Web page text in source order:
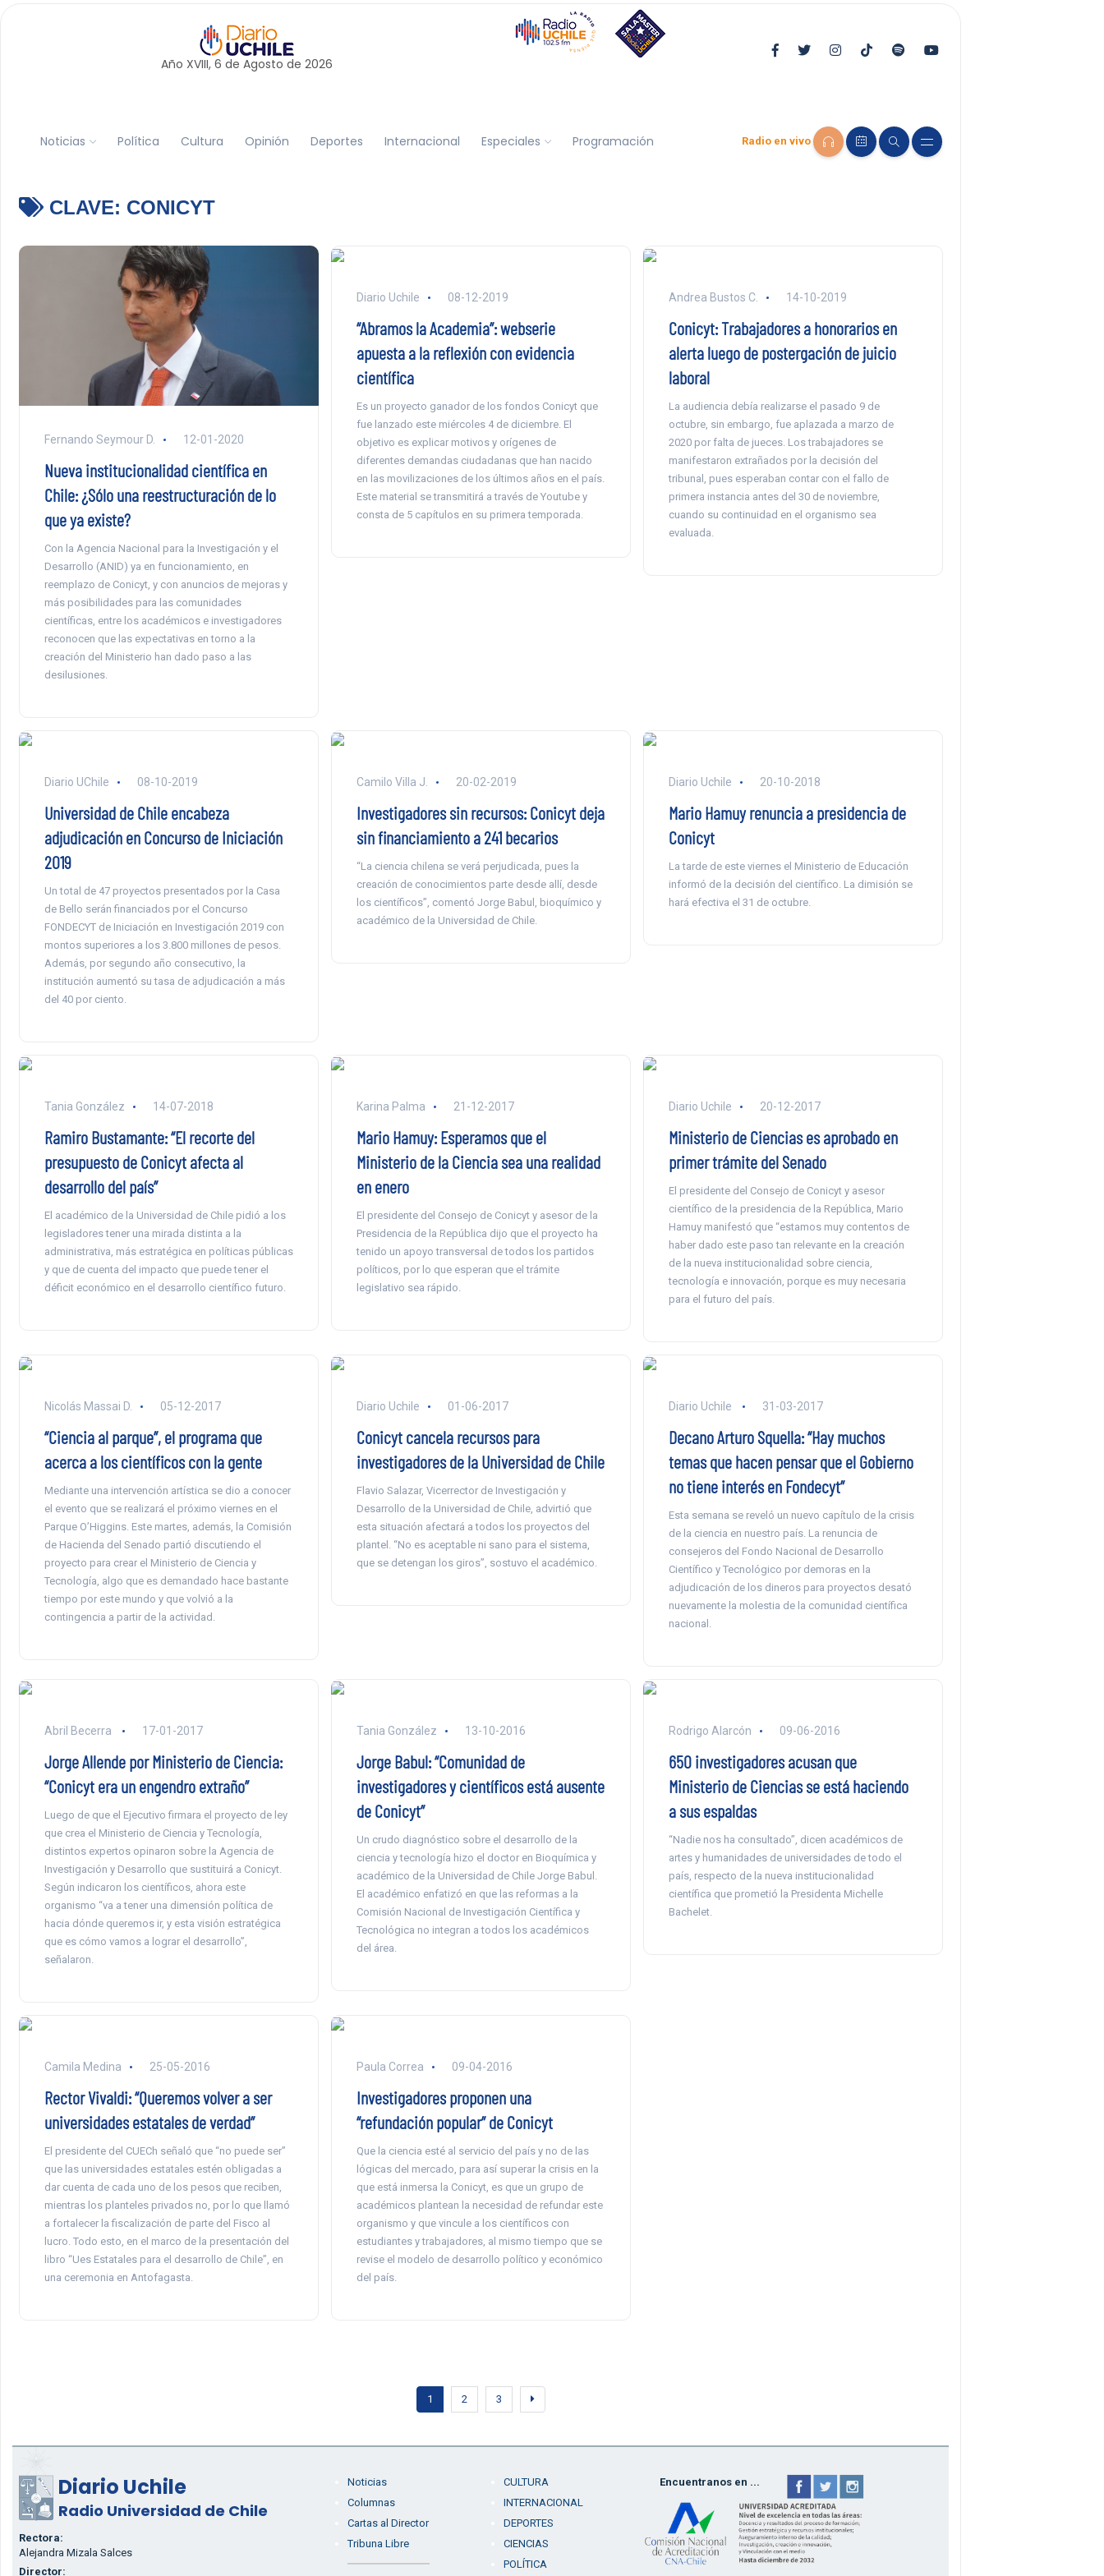
Año XVIII, 6 de Agosto de 2026
Noticias Política Cultura Opinión Deportes Internacional Especiales Programación Radio en vivo
CLAVE: CONICYT
Fernando Seymour D. 12-01-2020
Nueva institucionalidad científica en
Chile: ¿Sólo una reestructuración de lo
que ya existe?
Con la Agencia Nacional para la Investigación y el
Desarrollo (ANID) ya en funcionamiento, en
reemplazo de Conicyt, y con anuncios de mejoras y
más posibilidades para las comunidades
científicas, entre los académicos e investigadores
reconocen que las expectativas en torno a la
creación del Ministerio han dado paso a las
desilusiones.
Diario Uchile 08-12-2019
“Abramos la Academia”: webserie
apuesta a la reflexión con evidencia
científica
Es un proyecto ganador de los fondos Conicyt que
fue lanzado este miércoles 4 de diciembre. El
objetivo es explicar motivos y orígenes de
diferentes demandas ciudadanas que han nacido
en las movilizaciones de los últimos años en el país.
Este material se transmitirá a través de Youtube y
consta de 5 capítulos en su primera temporada.
Andrea Bustos C. 14-10-2019
Conicyt: Trabajadores a honorarios en
alerta luego de postergación de juicio
laboral
La audiencia debía realizarse el pasado 9 de
octubre, sin embargo, fue aplazada a marzo de
2020 por falta de jueces. Los trabajadores se
manifestaron extrañados por la decisión del
tribunal, pues esperaban contar con el fallo de
primera instancia antes del 30 de noviembre,
cuando su continuidad en el organismo sea
evaluada.
Diario UChile 08-10-2019
Universidad de Chile encabeza
adjudicación en Concurso de Iniciación
2019
Un total de 47 proyectos presentados por la Casa
de Bello serán financiados por el Concurso
FONDECYT de Iniciación en Investigación 2019 con
montos superiores a los 3.800 millones de pesos.
Además, por segundo año consecutivo, la
institución aumentó su tasa de adjudicación a más
del 40 por ciento.
Camilo Villa J. 20-02-2019
Investigadores sin recursos: Conicyt deja
sin financiamiento a 241 becarios
“La ciencia chilena se verá perjudicada, pues la
creación de conocimientos parte desde allí, desde
los científicos”, comentó Jorge Babul, bioquímico y
académico de la Universidad de Chile.
Diario Uchile 20-10-2018
Mario Hamuy renuncia a presidencia de
Conicyt
La tarde de este viernes el Ministerio de Educación
informó de la decisión del científico. La dimisión se
hará efectiva el 31 de octubre.
Tania González 14-07-2018
Ramiro Bustamante: “El recorte del
presupuesto de Conicyt afecta al
desarrollo del país”
El académico de la Universidad de Chile pidió a los
legisladores tener una mirada distinta a la
administrativa, más estratégica en políticas públicas
y que de cuenta del impacto que puede tener el
déficit económico en el desarrollo científico futuro.
Karina Palma 21-12-2017
Mario Hamuy: Esperamos que el
Ministerio de la Ciencia sea una realidad
en enero
El presidente del Consejo de Conicyt y asesor de la
Presidencia de la República dijo que el proyecto ha
tenido un apoyo transversal de todos los partidos
políticos, por lo que esperan que el trámite
legislativo sea rápido.
Diario Uchile 20-12-2017
Ministerio de Ciencias es aprobado en
primer trámite del Senado
El presidente del Consejo de Conicyt y asesor
científico de la presidencia de la República, Mario
Hamuy manifestó que “estamos muy contentos de
haber dado este paso tan relevante en la creación
de la nueva institucionalidad sobre ciencia,
tecnología e innovación, porque es muy necesaria
para el futuro del país.
Nicolás Massai D. 05-12-2017
“Ciencia al parque”, el programa que
acerca a los científicos con la gente
Mediante una intervención artística se dio a conocer
el evento que se realizará el próximo viernes en el
Parque O’Higgins. Este martes, además, la Comisión
de Hacienda del Senado partió discutiendo el
proyecto para crear el Ministerio de Ciencia y
Tecnología, algo que es demandado hace bastante
tiempo por este mundo y que volvió a la
contingencia a partir de la actividad.
Diario Uchile 01-06-2017
Conicyt cancela recursos para
investigadores de la Universidad de Chile
Flavio Salazar, Vicerrector de Investigación y
Desarrollo de la Universidad de Chile, advirtió que
esta situación afectará a todos los proyectos del
plantel. “No es aceptable ni sano para el sistema,
que se detengan los giros”, sostuvo el académico.
Diario Uchile 31-03-2017
Decano Arturo Squella: “Hay muchos
temas que hacen pensar que el Gobierno
no tiene interés en Fondecyt”
Esta semana se reveló un nuevo capítulo de la crisis
de la ciencia en nuestro país. La renuncia de
consejeros del Fondo Nacional de Desarrollo
Científico y Tecnológico por demoras en la
adjudicación de los dineros para proyectos desató
nuevamente la molestia de la comunidad científica
nacional.
Abril Becerra 17-01-2017
Jorge Allende por Ministerio de Ciencia:
“Conicyt era un engendro extraño”
Luego de que el Ejecutivo firmara el proyecto de ley
que crea el Ministerio de Ciencia y Tecnología,
distintos expertos opinaron sobre la Agencia de
Investigación y Desarrollo que sustituirá a Conicyt.
Según indicaron los científicos, ahora este
organismo “va a tener una dimensión política de
hacia dónde queremos ir, y esta visión estratégica
que es cómo vamos a lograr el desarrollo”,
señalaron.
Tania González 13-10-2016
Jorge Babul: “Comunidad de
investigadores y científicos está ausente
de Conicyt”
Un crudo diagnóstico sobre el desarrollo de la
ciencia y tecnología hizo el doctor en Bioquímica y
académico de la Universidad de Chile Jorge Babul.
El académico enfatizó en que las reformas a la
Comisión Nacional de Investigación Científica y
Tecnológica no integran a todos los académicos
del área.
Rodrigo Alarcón 09-06-2016
650 investigadores acusan que
Ministerio de Ciencias se está haciendo
a sus espaldas
“Nadie nos ha consultado”, dicen académicos de
artes y humanidades de universidades de todo el
país, respecto de la nueva institucionalidad
científica que prometió la Presidenta Michelle
Bachelet.
Camila Medina 25-05-2016
Rector Vivaldi: “Queremos volver a ser
universidades estatales de verdad”
El presidente del CUECh señaló que “no puede ser”
que las universidades estatales estén obligadas a
dar cuenta de cada uno de los pesos que reciben,
mientras los planteles privados no, por lo que llamó
a fortalecer la fiscalización de parte del Fisco al
lucro. Todo esto, en el marco de la presentación del
libro “Ues Estatales para el desarrollo de Chile”, en
una ceremonia en Antofagasta.
Paula Correa 09-04-2016
Investigadores proponen una
“refundación popular” de Conicyt
Que la ciencia esté al servicio del país y no de las
lógicas del mercado, para así superar la crisis en la
que está inmersa la Conicyt, es que un grupo de
académicos plantean la necesidad de refundar este
organismo y que vincule a los científicos con
estudiantes y trabajadores, al mismo tiempo que se
revise el modelo de desarrollo político y económico
del país.
1 2 3
Diario Uchile
Radio Universidad de Chile
Rectora:
Alejandra Mizala Salces
Director:
Noticias
Columnas
Cartas al Director
Tribuna Libre
CULTURA
INTERNACIONAL
DEPORTES
CIENCIAS
POLÍTICA
Encuentranos en ...